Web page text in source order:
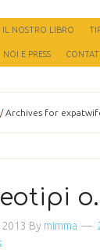
IL NOSTRO LIBRO
E PRESS
/Archives for
By mimma